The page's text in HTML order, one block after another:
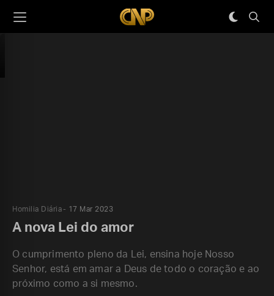
Homilia Diária 17 Mar 2023
A nova Lei do amor
O cumprimento pleno da Lei, ensina hoje Nosso
Senhor, está em amar a Deus de todo o coração e ao
próximo como a si mesmo.